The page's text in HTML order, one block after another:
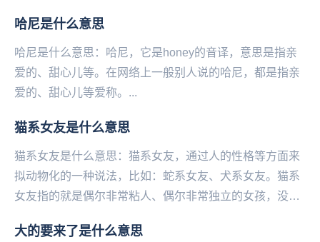
​哈尼是什么意思
哈尼是什么意思：哈尼，它是honey的音译，意思是指亲
爱的、甜心儿等。在网络上一般别人说的哈尼，都是指亲
爱的、甜心儿等爱称。...
猫系女友是什么意思
猫系女友是什么意思：猫系女友，通过人‌‌‌‌‌‌‌‌‌‌‌‌的性格等方面来
拟动物化的一种说法，比如：蛇系女友、犬系女友。猫系
女友指的就是偶尔非常粘人、偶尔非常独立的女孩，没有
大的要来了是什么意思